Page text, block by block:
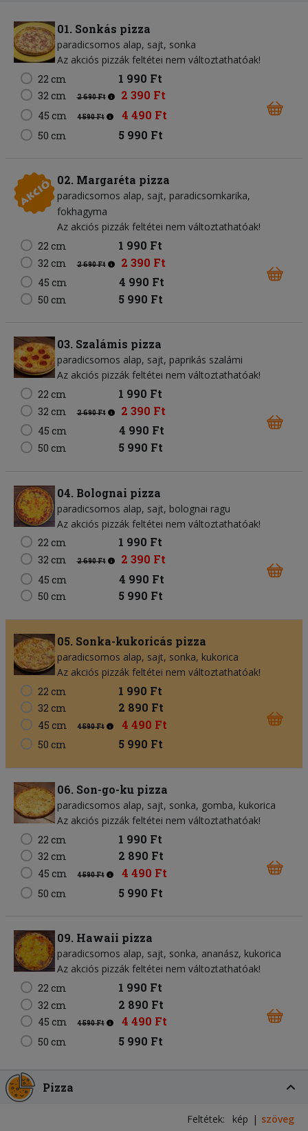
01. Sonkás pizza
paradicsomos alap sajt sonka
Az akciós pizzák feltétei nem változtathatóak!
22 cm
1 990 Ft
32 cm 2 690 Ft 2 390 Ft
45 cm 4 590 Ft 4 490 Ft
50 cm 5 990 Ft
02. Margaréta pizza
paradicsomos alap sajt paradicsomkarika
fokhagyma
Az akciós pizzák feltétei nem változtathatóak!
22 cm
1 990 Ft
32 cm 2 690 Ft 2 390 Ft
45 cm 4 990 Ft
50 cm 5 990 Ft
03. Szalámis pizza
paradicsomos alap sajt paprikás szalámi
Az akciós pizzák feltétei nem változtathatóak!
22 cm
1 990 Ft
32 cm 2 690 Ft 2 390 Ft
45 cm 4 990 Ft
50 cm 5 990 Ft
04. Bolognai pizza
paradicsomos alap sajt bolognai ragu
Az akciós pizzák feltétei nem változtathatóak!
22 cm
1 990 Ft
32 cm 2 690 Ft 2 390 Ft
45 cm 4 990 Ft
50 cm 5 990 Ft
05. Sonka-kukoricás pizza
paradicsomos alap sajt sonka kukorica
Az akciós pizzák feltétei nem változtathatóak!
22 cm
1 990 Ft
32 cm 2 890 Ft
45 cm 4 590 Ft 4 490 Ft
50 cm 5 990 Ft
06. Son-go-ku pizza
paradicsomos alap sajt sonka gomba kukorica
Az akciós pizzák feltétei nem változtathatóak!
22 cm
1 990 Ft
32 cm 2 890 Ft
45 cm 4 590 Ft 4 490 Ft
50 cm 5 990 Ft
09. Hawaii pizza
paradicsomos alap sajt sonka ananász kukorica
Az akciós pizzák feltétei nem változtathatóak!
22 cm
1 990 Ft
32 cm 2 890 Ft
45 cm 4 590 Ft 4 490 Ft
50 cm 5 990 Ft
Pizza
Feltétek: kép szöveg